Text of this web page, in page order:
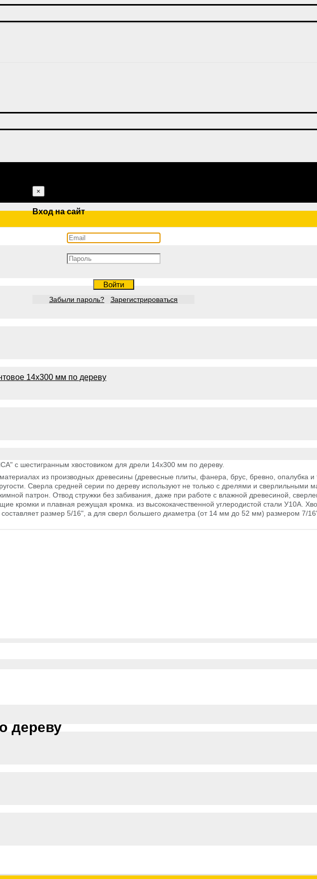
×
Вход на сайт
Войти
Забыли пароль? Зарегистрироваться
с шестигранным хвостовиком для дрели 14х300 мм по дереву.
из производных древесины (древесные плиты, фанера, брус, бревно, опалубка и
Сверла средней серии по дереву используют не только с дрелями и сверлильными
патрон. Отвод стружки без забивания, даже при работе с влажной древесиной,
кромки и плавная режущая кромка. из высококачественной углеродистой стали У10А.
размер 5/16", а для сверл большего диаметра (от 14 мм до 52 мм) размером 7/
дереву